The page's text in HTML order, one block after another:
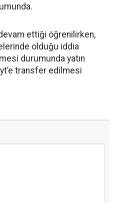
ettiği öğrenilirken,
olduğu iddia
durumunda yatın
transfer edilmesi